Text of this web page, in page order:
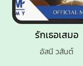
รักเธอเสมอ
อัสนี วสันต์